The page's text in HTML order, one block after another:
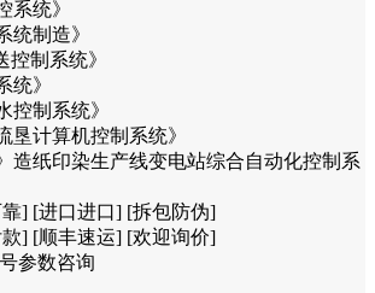
系统》
统制造》
控制系统》
统》
控制系统》
垦计算机控制系统》
造纸印染生产线变电站综合自动化控制系
] [进口进口] [拆包防伪]
] [顺丰速运] [欢迎询价]
参数咨询